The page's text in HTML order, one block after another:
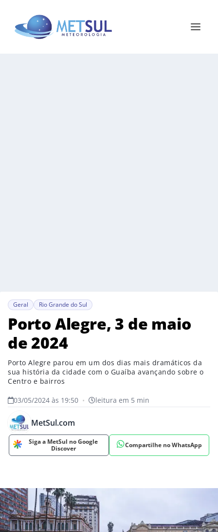
Geral Rio Grande do Sul
Porto Alegre, 3 de maio
de 2024
Porto Alegre parou em um dos dias mais dramáticos da
sua história da cidade com o Guaíba avançando sobre o
Centro e bairros
03/05/2024 às 19:50 • leitura em 5 min
MetSul.com
Siga a MetSul no Google
Discover
Compartilhe no WhatsApp